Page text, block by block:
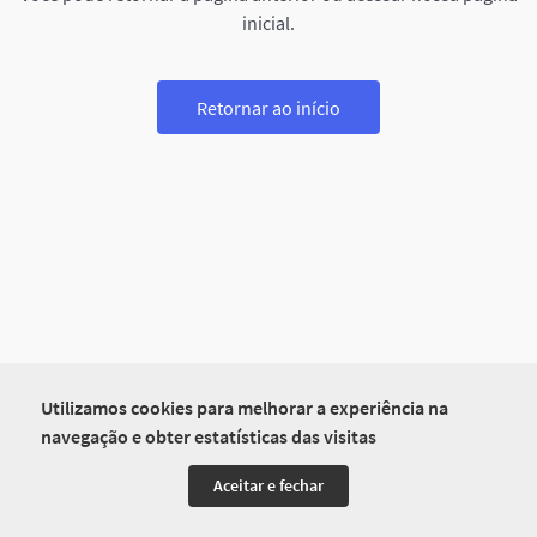
Utilizamos cookies para melhorar a experiência na
navegação e obter estatísticas das visitas
Aceitar e fechar
inicial.
Retornar ao início